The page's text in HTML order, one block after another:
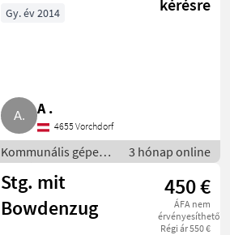
kérésre
Gy. év 2014
A .
4655 Vorchdorf
Kommunális gépek /
Rézsűkasza
3 hónap online
Stg. mit
Bowdenzug
450 €
ÁFA nem
érvényesíthető
Régi ár 550 €